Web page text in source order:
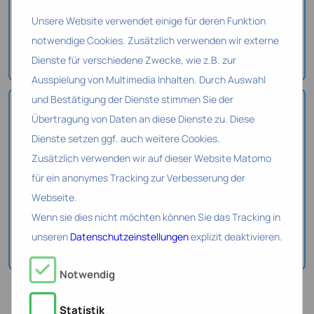
erfahren
Lernen Sie uns und unsere digitalen HR-
Dienstleistungen besser kennen.
Erfolgsgeschichten unserer
Kunden
Erfahren Sie, wie Unternehmen mit
unserer Unterstützung ihre HR-
Prozesse digitalisiert haben.
Unsere Website verwendet einige für deren Funktion
notwendige Cookies. Zusätzlich verwenden wir externe
Dienste für verschiedene Zwecke, wie z.B. zur
Ausspielung von Multimedia Inhalten. Durch Auswahl
und Bestätigung der Dienste stimmen Sie der
Übertragung von Daten an diese Dienste zu. Diese
Dienste setzen ggf. auch weitere Cookies.
Zusätzlich verwenden wir auf dieser Website Matomo
für ein anonymes Tracking zur Verbesserung der
Webseite.
Wenn sie dies nicht möchten können Sie das Tracking in
unseren Datenschutzeinstellungenexplizit deaktivieren.
Notwendig
Statistik